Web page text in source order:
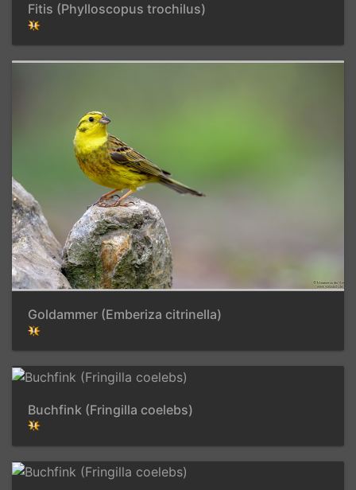
Fitis (Phylloscopus trochilus)
Goldammer (Emberiza citrinella)
Buchfink (Fringilla coelebs)